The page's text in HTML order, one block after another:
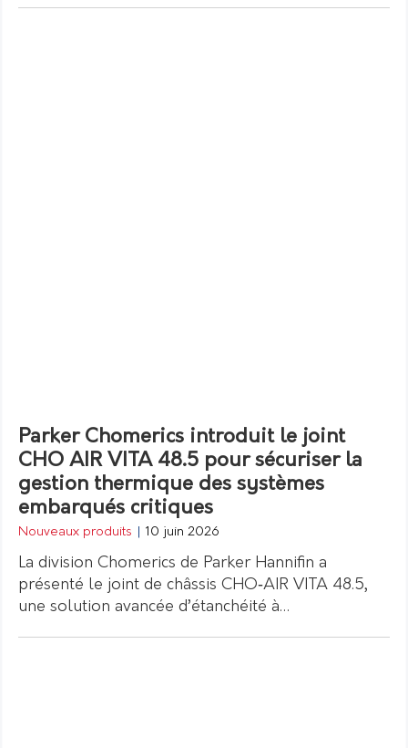
Parker Chomerics introduit le joint
CHO AIR VITA 48.5 pour sécuriser la
gestion thermique des systèmes
embarqués critiques
Nouveaux produits 10 juin 2026
La division Chomerics de Parker Hannifin a
présenté le joint de châssis CHO‑AIR VITA 48.5,
une solution avancée d’étanchéité à…